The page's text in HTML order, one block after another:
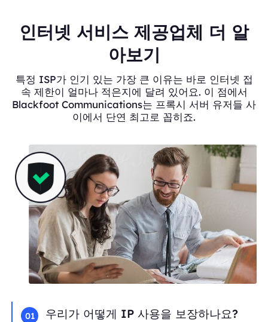
인터넷 서비스 제공업체 더 알
아보기
특정 ISP가 인기 있는 가장 큰 이유는 바로 인터넷 접
속 제한이 얼마나 적은지에 달려 있어요. 이 점에서
Blackfoot Communications는 프록시 서버 유저들 사
이에서 단연 최고로 꼽히죠.
01 우리가 어떻게 IP 사용을 보장하나요?